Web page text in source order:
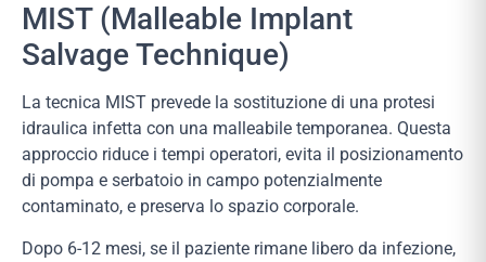
MIST (Malleable Implant
Salvage Technique)
La tecnica MIST prevede la sostituzione di una protesi
idraulica infetta con una malleabile temporanea. Questa
approccio riduce i tempi operatori, evita il posizionamento
di pompa e serbatoio in campo potenzialmente
contaminato, e preserva lo spazio corporale.
Dopo 6-12 mesi, se il paziente rimane libero da infezione,